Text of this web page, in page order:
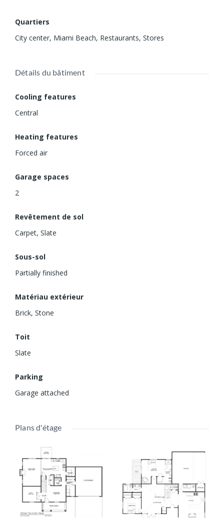
Quartiers
City center, Miami Beach, Restaurants, Stores
Détails du bâtiment
Cooling features
Central
Heating features
Forced air
Garage spaces
2
Revêtement de sol
Carpet, Slate
Sous-sol
Partially finished
Matériau extérieur
Brick, Stone
Toit
Slate
Parking
Garage attached
Plans d'étage